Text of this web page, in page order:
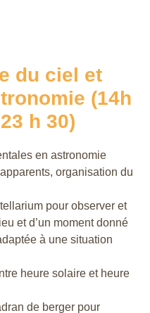
du ciel et
(14h
h 30)
en astronomie
organisation du
pour observer et
et d’un moment donné
à une situation
heure solaire et heure
de berger pour